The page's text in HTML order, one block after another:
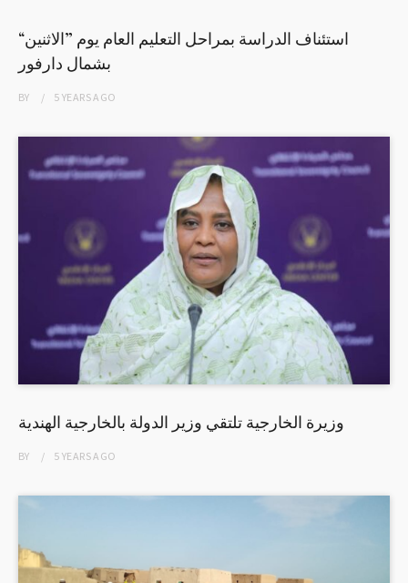
استئناف الدراسة بمراحل التعليم العام يوم ”الاثنين“
بشمال دارفور
BY 5 YEARSAGO
وزيرة الخارجية تلتقي وزير الدولة بالخارجية الهندية
BY 5 YEARSAGO